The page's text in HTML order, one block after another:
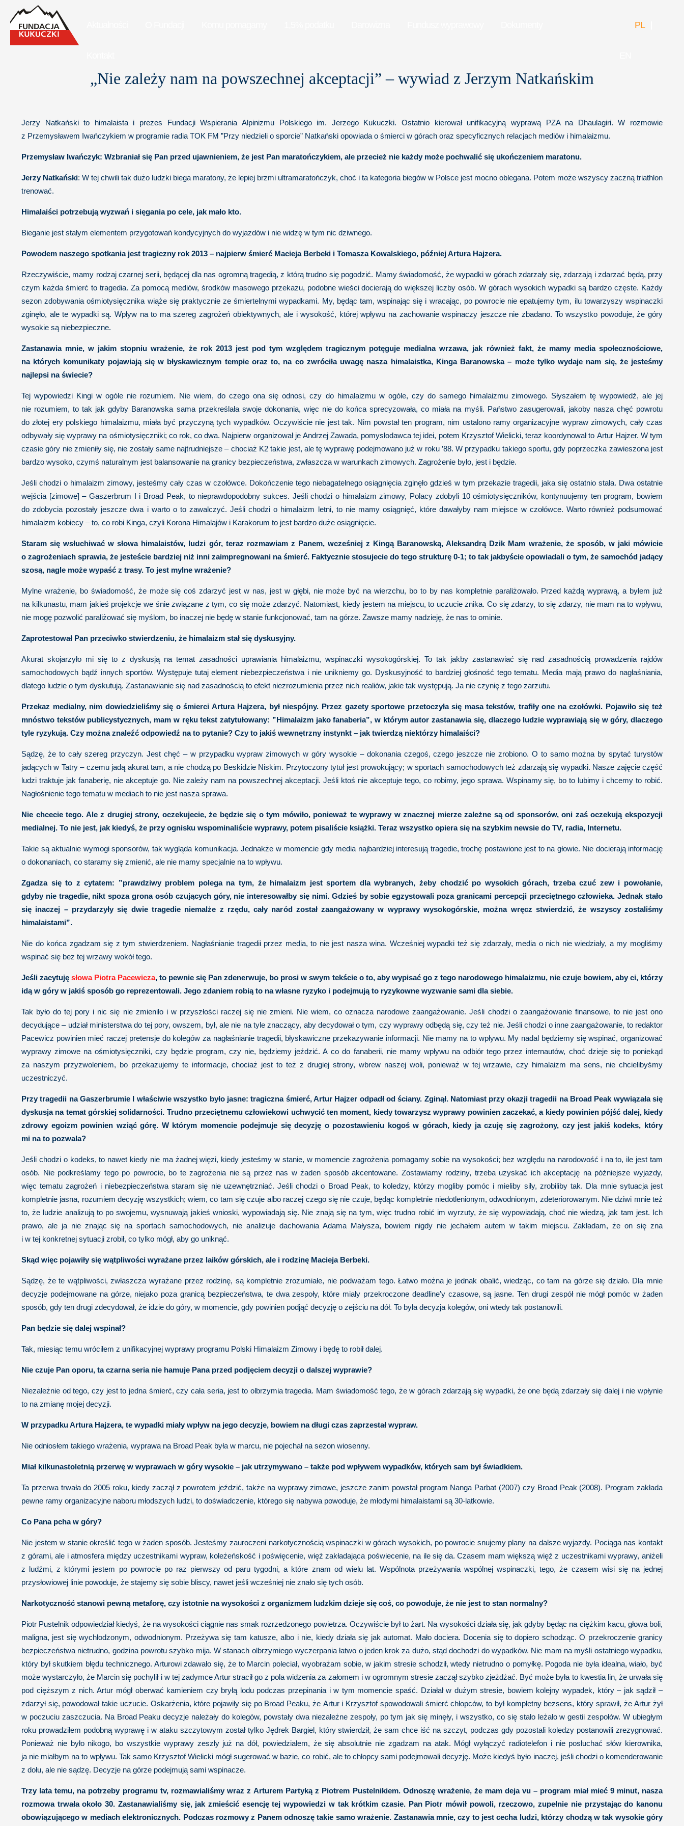
PL
„Nie zależy nam na powszechnej akceptacji” – wywiad z Jerzym Natkańskim
Jerzy Natkański to himalaista i prezes Fundacji Wspierania Alpinizmu Polskiego im. Jerzego Kukuczki. Ostatnio kierował unifikacyjną wyprawą PZA na Dhaulagiri. W rozmowie
z Przemysławem Iwańczykiem w programie radia TOK FM ”Przy niedzieli o sporcie” Natkański opowiada o śmierci w górach oraz specyficznych relacjach mediów i himalaizmu.
Przemysław Iwańczyk: Wzbraniał się Pan przed ujawnieniem, że jest Pan maratończykiem, ale przecież nie każdy może pochwalić się ukończeniem maratonu.
Jerzy Natkański: W tej chwili tak dużo ludzki biega maratony, że lepiej brzmi ultramaratończyk, choć i ta kategoria biegów w Polsce jest mocno oblegana. Potem może wszyscy zaczną triathlon
trenować.
Himalaiści potrzebują wyzwań i sięgania po cele, jak mało kto.
Bieganie jest stałym elementem przygotowań kondycyjnych do wyjazdów i nie widzę w tym nic dziwnego.
Powodem naszego spotkania jest tragiczny rok 2013 – najpierw śmierć Macieja Berbeki i Tomasza Kowalskiego, później Artura Hajzera.
Rzeczywiście, mamy rodzaj czarnej serii, będącej dla nas ogromną tragedią, z którą trudno się pogodzić. Mamy świadomość, że wypadki w górach zdarzały się, zdarzają i zdarzać będą, przy
czym każda śmierć to tragedia. Za pomocą mediów, środków masowego przekazu, podobne wieści docierają do większej liczby osób. W górach wysokich wypadki są bardzo częste. Każdy
sezon zdobywania ośmiotysięcznika wiąże się praktycznie ze śmiertelnymi wypadkami. My, będąc tam, wspinając się i wracając, po powrocie nie epatujemy tym, ilu towarzyszy wspinaczki
zginęło, ale te wypadki są. Wpływ na to ma szereg zagrożeń obiektywnych, ale i wysokość, której wpływu na zachowanie wspinaczy jeszcze nie zbadano. To wszystko powoduje, że góry
wysokie są niebezpieczne.
Zastanawia mnie, w jakim stopniu wrażenie, że rok 2013 jest pod tym względem tragicznym potęguje medialna wrzawa, jak również fakt, że mamy media społecznościowe,
na których komunikaty pojawiają się w błyskawicznym tempie oraz to, na co zwróciła uwagę nasza himalaistka, Kinga Baranowska – może tylko wydaje nam się, że jesteśmy
najlepsi na świecie?
Tej wypowiedzi Kingi w ogóle nie rozumiem. Nie wiem, do czego ona się odnosi, czy do himalaizmu w ogóle, czy do samego himalaizmu zimowego. Słyszałem tę wypowiedź, ale jej
nie rozumiem, to tak jak gdyby Baranowska sama przekreślała swoje dokonania, więc nie do końca sprecyzowała, co miała na myśli. Państwo zasugerowali, jakoby nasza chęć powrotu
do złotej ery polskiego himalaizmu, miała być przyczyną tych wypadków. Oczywiście nie jest tak. Nim powstał ten program, nim ustalono ramy organizacyjne wypraw zimowych, cały czas
odbywały się wyprawy na ośmiotysięczniki; co rok, co dwa. Najpierw organizował je Andrzej Zawada, pomysłodawca tej idei, potem Krzysztof Wielicki, teraz koordynował to Artur Hajzer. W tym
czasie góry nie zmieniły się, nie zostały same najtrudniejsze – chociaż K2 takie jest, ale tę wyprawę podejmowano już w roku ’88. W przypadku takiego sportu, gdy poprzeczka zawieszona jest
bardzo wysoko, czymś naturalnym jest balansowanie na granicy bezpieczeństwa, zwłaszcza w warunkach zimowych. Zagrożenie było, jest i będzie.
Jeśli chodzi o himalaizm zimowy, jesteśmy cały czas w czołówce. Dokończenie tego niebagatelnego osiągnięcia zginęło gdzieś w tym przekazie tragedii, jaka się ostatnio stała. Dwa ostatnie
wejścia [zimowe] – Gaszerbrum I i Broad Peak, to nieprawdopodobny sukces. Jeśli chodzi o himalaizm zimowy, Polacy zdobyli 10 ośmiotysięczników, kontynuujemy ten program, bowiem
do zdobycia pozostały jeszcze dwa i warto o to zawalczyć. Jeśli chodzi o himalaizm letni, to nie mamy osiągnięć, które dawałyby nam miejsce w czołówce. Warto również podsumować
himalaizm kobiecy – to, co robi Kinga, czyli Korona Himalajów i Karakorum to jest bardzo duże osiągnięcie.
Staram się wsłuchiwać w słowa himalaistów, ludzi gór, teraz rozmawiam z Panem, wcześniej z Kingą Baranowską, Aleksandrą Dzik Mam wrażenie, że sposób, w jaki mówicie
o zagrożeniach sprawia, że jesteście bardziej niż inni zaimpregnowani na śmierć. Faktycznie stosujecie do tego strukturę 0-1; to tak jakbyście opowiadali o tym, że samochód jadący
szosą, nagle może wypaść z trasy. To jest mylne wrażenie?
Mylne wrażenie, bo świadomość, że może się coś zdarzyć jest w nas, jest w głębi, nie może być na wierzchu, bo to by nas kompletnie paraliżowało. Przed każdą wyprawą, a byłem już
na kilkunastu, mam jakieś projekcje we śnie związane z tym, co się może zdarzyć. Natomiast, kiedy jestem na miejscu, to uczucie znika. Co się zdarzy, to się zdarzy, nie mam na to wpływu,
nie mogę pozwolić paraliżować się myślom, bo inaczej nie będę w stanie funkcjonować, tam na górze. Zawsze mamy nadzieję, że nas to ominie.
Zaprotestował Pan przeciwko stwierdzeniu, że himalaizm stał się dyskusyjny.
Akurat skojarzyło mi się to z dyskusją na temat zasadności uprawiania himalaizmu, wspinaczki wysokogórskiej. To tak jakby zastanawiać się nad zasadnością prowadzenia rajdów
samochodowych bądź innych sportów. Występuje tutaj element niebezpieczeństwa i nie unikniemy go. Dyskusyjność to bardziej głośność tego tematu. Media mają prawo do nagłaśniania,
dlatego ludzie o tym dyskutują. Zastanawianie się nad zasadnością to efekt niezrozumienia przez nich realiów, jakie tak występują. Ja nie czynię z tego zarzutu.
Przekaz medialny, nim dowiedzieliśmy się o śmierci Artura Hajzera, był niespójny. Przez gazety sportowe przetoczyła się masa tekstów, trafiły one na czołówki. Pojawiło się też
mnóstwo tekstów publicystycznych, mam w ręku tekst zatytułowany: ”Himalaizm jako fanaberia”, w którym autor zastanawia się, dlaczego ludzie wyprawiają się w góry, dlaczego
tyle ryzykują. Czy można znaleźć odpowiedź na to pytanie? Czy to jakiś wewnętrzny instynkt – jak twierdzą niektórzy himalaiści?
Sądzę, że to cały szereg przyczyn. Jest chęć – w przypadku wypraw zimowych w góry wysokie – dokonania czegoś, czego jeszcze nie zrobiono. O to samo można by spytać turystów
jadących w Tatry – czemu jadą akurat tam, a nie chodzą po Beskidzie Niskim. Przytoczony tytuł jest prowokujący; w sportach samochodowych też zdarzają się wypadki. Nasze zajęcie część
ludzi traktuje jak fanaberię, nie akceptuje go. Nie zależy nam na powszechnej akceptacji. Jeśli ktoś nie akceptuje tego, co robimy, jego sprawa. Wspinamy się, bo to lubimy i chcemy to robić.
Nagłośnienie tego tematu w mediach to nie jest nasza sprawa.
Nie chcecie tego. Ale z drugiej strony, oczekujecie, że będzie się o tym mówiło, ponieważ te wyprawy w znacznej mierze zależne są od sponsorów, oni zaś oczekują ekspozycji
medialnej. To nie jest, jak kiedyś, że przy ognisku wspominaliście wyprawy, potem pisaliście książki. Teraz wszystko opiera się na szybkim newsie do TV, radia, Internetu.
Takie są aktualnie wymogi sponsorów, tak wygląda komunikacja. Jednakże w momencie gdy media najbardziej interesują tragedie, trochę postawione jest to na głowie. Nie docierają informację
o dokonaniach, co staramy się zmienić, ale nie mamy specjalnie na to wpływu.
Zgadza się to z cytatem: ”prawdziwy problem polega na tym, że himalaizm jest sportem dla wybranych, żeby chodzić po wysokich górach, trzeba czuć zew i powołanie,
gdyby nie tragedie, nikt spoza grona osób czujących góry, nie interesowałby się nimi. Gdzieś by sobie egzystowali poza granicami percepcji przeciętnego człowieka. Jednak stało
się inaczej – przydarzyły się dwie tragedie niemalże z rzędu, cały naród został zaangażowany w wyprawy wysokogórskie, można wręcz stwierdzić, że wszyscy zostaliśmy
himalaistami”.
Nie do końca zgadzam się z tym stwierdzeniem. Nagłaśnianie tragedii przez media, to nie jest nasza wina. Wcześniej wypadki też się zdarzały, media o nich nie wiedziały, a my mogliśmy
wspinać się bez tej wrzawy wokół tego.
Jeśli zacytujęsłowa Piotra Pacewicza, to pewnie się Pan zdenerwuje, bo prosi w swym tekście o to, aby wypisać go z tego narodowego himalaizmu, nie czuje bowiem, aby ci, którzy
idą w góry w jakiś sposób go reprezentowali. Jego zdaniem robią to na własne ryzyko i podejmują to ryzykowne wyzwanie sami dla siebie.
Tak było do tej pory i nic się nie zmieniło i w przyszłości raczej się nie zmieni. Nie wiem, co oznacza narodowe zaangażowanie. Jeśli chodzi o zaangażowanie finansowe, to nie jest ono
decydujące – udział ministerstwa do tej pory, owszem, był, ale nie na tyle znaczący, aby decydował o tym, czy wyprawy odbędą się, czy też nie. Jeśli chodzi o inne zaangażowanie, to redaktor
Pacewicz powinien mieć raczej pretensje do kolegów za nagłaśnianie tragedii, błyskawiczne przekazywanie informacji. Nie mamy na to wpływu. My nadal będziemy się wspinać, organizować
wyprawy zimowe na ośmiotysięczniki, czy będzie program, czy nie, będziemy jeździć. A co do fanaberii, nie mamy wpływu na odbiór tego przez internautów, choć dzieje się to poniekąd
za naszym przyzwoleniem, bo przekazujemy te informacje, chociaż jest to też z drugiej strony, wbrew naszej woli, ponieważ w tej wrzawie, czy himalaizm ma sens, nie chcielibyśmy
uczestniczyć.
Przy tragedii na Gaszerbrumie I właściwie wszystko było jasne: tragiczna śmierć, Artur Hajzer odpadł od ściany. Zginął. Natomiast przy okazji tragedii na Broad Peak wywiązała się
dyskusja na temat górskiej solidarności. Trudno przeciętnemu człowiekowi uchwycić ten moment, kiedy towarzysz wyprawy powinien zaczekać, a kiedy powinien pójść dalej, kiedy
zdrowy egoizm powinien wziąć górę. W którym momencie podejmuje się decyzję o pozostawieniu kogoś w górach, kiedy ja czuję się zagrożony, czy jest jakiś kodeks, który
mi na to pozwala?
Jeśli chodzi o kodeks, to nawet kiedy nie ma żadnej więzi, kiedy jesteśmy w stanie, w momencie zagrożenia pomagamy sobie na wysokości; bez względu na narodowość i na to, ile jest tam
osób. Nie podkreślamy tego po powrocie, bo te zagrożenia nie są przez nas w żaden sposób akcentowane. Zostawiamy rodziny, trzeba uzyskać ich akceptację na późniejsze wyjazdy,
więc tematu zagrożeń i niebezpieczeństwa staram się nie uzewnętrzniać. Jeśli chodzi o Broad Peak, to koledzy, którzy mogliby pomóc i mieliby siły, zrobiliby tak. Dla mnie sytuacja jest
kompletnie jasna, rozumiem decyzję wszystkich; wiem, co tam się czuje albo raczej czego się nie czuje, będąc kompletnie niedotlenionym, odwodnionym, zdeteriorowanym. Nie dziwi mnie też
to, że ludzie analizują to po swojemu, wysnuwają jakieś wnioski, wypowiadają się. Nie znają się na tym, więc trudno robić im wyrzuty, że się wypowiadają, choć nie wiedzą, jak tam jest. Ich
prawo, ale ja nie znając się na sportach samochodowych, nie analizuje dachowania Adama Małysza, bowiem nigdy nie jechałem autem w takim miejscu. Zakładam, że on się zna
i w tej konkretnej sytuacji zrobił, co tylko mógł, aby go uniknąć.
Skąd więc pojawiły się wątpliwości wyrażane przez laików górskich, ale i rodzinę Macieja Berbeki.
Sądzę, że te wątpliwości, zwłaszcza wyrażane przez rodzinę, są kompletnie zrozumiałe, nie podważam tego. Łatwo można je jednak obalić, wiedząc, co tam na górze się działo. Dla mnie
decyzje podejmowane na górze, niejako poza granicą bezpieczeństwa, te dwa zespoły, które miały przekroczone deadline’y czasowe, są jasne. Ten drugi zespół nie mógł pomóc w żaden
sposób, gdy ten drugi zdecydował, że idzie do góry, w momencie, gdy powinien podjąć decyzję o zejściu na dół. To była decyzja kolegów, oni wtedy tak postanowili.
Pan będzie się dalej wspinał?
Tak, miesiąc temu wróciłem z unifikacyjnej wyprawy programu Polski Himalaizm Zimowy i będę to robił dalej.
Nie czuje Pan oporu, ta czarna seria nie hamuje Pana przed podjęciem decyzji o dalszej wyprawie?
Niezależnie od tego, czy jest to jedna śmierć, czy cała seria, jest to olbrzymia tragedia. Mam świadomość tego, że w górach zdarzają się wypadki, że one będą zdarzały się dalej i nie wpłynie
to na zmianę mojej decyzji.
W przypadku Artura Hajzera, te wypadki miały wpływ na jego decyzje, bowiem na długi czas zaprzestał wypraw.
Nie odniosłem takiego wrażenia, wyprawa na Broad Peak była w marcu, nie pojechał na sezon wiosenny.
Miał kilkunastoletnią przerwę w wyprawach w góry wysokie – jak utrzymywano – także pod wpływem wypadków, których sam był świadkiem.
Ta przerwa trwała do 2005 roku, kiedy zaczął z powrotem jeździć, także na wyprawy zimowe, jeszcze zanim powstał program Nanga Parbat (2007) czy Broad Peak (2008). Program zakłada
pewne ramy organizacyjne naboru młodszych ludzi, to doświadczenie, którego się nabywa powoduje, że młodymi himalaistami są 30-latkowie.
Co Pana pcha w góry?
Nie jestem w stanie określić tego w żaden sposób. Jesteśmy zauroczeni narkotycznością wspinaczki w górach wysokich, po powrocie snujemy plany na dalsze wyjazdy. Pociąga nas kontakt
z górami, ale i atmosfera między uczestnikami wypraw, koleżeńskość i poświęcenie, więź zakładająca poświecenie, na ile się da. Czasem mam większą więź z uczestnikami wyprawy, aniżeli
z ludźmi, z którymi jestem po powrocie po raz pierwszy od paru tygodni, a które znam od wielu lat. Wspólnota przeżywania wspólnej wspinaczki, tego, że czasem wisi się na jednej
przysłowiowej linie powoduje, że stajemy się sobie bliscy, nawet jeśli wcześniej nie znało się tych osób.
Narkotyczność stanowi pewną metaforę, czy istotnie na wysokości z organizmem ludzkim dzieje się coś, co powoduje, że nie jest to stan normalny?
Piotr Pustelnik odpowiedział kiedyś, że na wysokości ciągnie nas smak rozrzedzonego powietrza. Oczywiście był to żart. Na wysokości działa się, jak gdyby będąc na ciężkim kacu, głowa boli,
maligna, jest się wychłodzonym, odwodnionym. Przeżywa się tam katusze, albo i nie, kiedy działa się jak automat. Mało dociera. Docenia się to dopiero schodząc. O przekroczenie granicy
bezpieczeństwa nietrudno, godzina powrotu szybko mija. W stanach olbrzymiego wyczerpania łatwo o jeden krok za dużo, stąd dochodzi do wypadków. Nie mam na myśli ostatniego wypadku,
który był skutkiem błędu technicznego. Arturowi zdawało się, że to Marcin poleciał, wyobrażam sobie, w jakim stresie schodził, wtedy nietrudno o pomyłkę. Pogoda nie była idealna, wiało, być
może wystarczyło, że Marcin się pochylił i w tej zadymce Artur stracił go z pola widzenia za załomem i w ogromnym stresie zaczął szybko zjeżdżać. Być może była to kwestia lin, że urwała się
pod cięższym z nich. Artur mógł oberwać kamieniem czy bryłą lodu podczas przepinania i w tym momencie spaść. Działał w dużym stresie, bowiem kolejny wypadek, który – jak sądził –
zdarzył się, powodował takie uczucie. Oskarżenia, które pojawiły się po Broad Peaku, że Artur i Krzysztof spowodowali śmierć chłopców, to był kompletny bezsens, który sprawił, że Artur żył
w poczuciu zaszczucia. Na Broad Peaku decyzje należały do kolegów, powstały dwa niezależne zespoły, po tym jak się minęły, i wszystko, co się stało leżało w gestii zespołów. W ubiegłym
roku prowadziłem podobną wyprawę i w ataku szczytowym został tylko Jędrek Bargiel, który stwierdził, że sam chce iść na szczyt, podczas gdy pozostali koledzy postanowili zrezygnować.
Ponieważ nie było nikogo, bo wszystkie wyprawy zeszły już na dół, powiedziałem, że się absolutnie nie zgadzam na atak. Mógł wyłączyć radiotelefon i nie posłuchać słów kierownika,
ja nie miałbym na to wpływu. Tak samo Krzysztof Wielicki mógł sugerować w bazie, co robić, ale to chłopcy sami podejmowali decyzję. Może kiedyś było inaczej, jeśli chodzi o komenderowanie
z dołu, ale nie sądzę. Decyzje na górze podejmują sami wspinacze.
Trzy lata temu, na potrzeby programu tv, rozmawialiśmy wraz z Arturem Partyką z Piotrem Pustelnikiem. Odnoszę wrażenie, że mam deja vu – program miał mieć 9 minut, nasza
rozmowa trwała około 30. Zastanawialiśmy się, jak zmieścić esencję tej wypowiedzi w tak krótkim czasie. Pan Piotr mówił powoli, rzeczowo, zupełnie nie przystając do kanonu
obowiązującego w mediach elektronicznych. Podczas rozmowy z Panem odnoszę takie samo wrażenie. Zastanawia mnie, czy to jest cecha ludzi, którzy chodzą w tak wysokie góry